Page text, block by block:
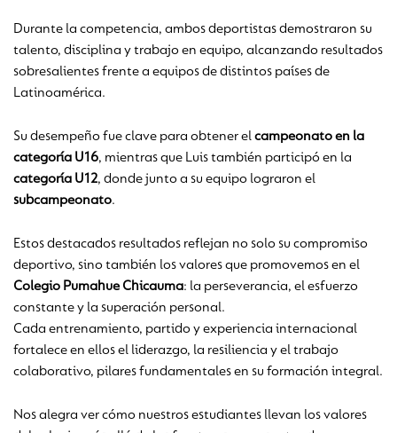
Durante la competencia, ambos deportistas demostraron su
talento, disciplina y trabajo en equipo, alcanzando resultados
sobresalientes frente a equipos de distintos países de
Latinoamérica.
Su desempeño fue clave para obtener elcampeonato en la
categoría U16, mientras que Luis también participó en la
categoría U12, donde junto a su equipo lograron el
subcampeonato.
Estos destacados resultados reflejan no solo su compromiso
deportivo, sino también los valores que promovemos en el
Colegio Pumahue Chicauma: la perseverancia, el esfuerzo
constante y la superación personal.
Cada entrenamiento, partido y experiencia internacional
fortalece en ellos el liderazgo, la resiliencia y el trabajo
colaborativo, pilares fundamentales en su formación integral.
Nos alegra ver cómo nuestros estudiantes llevan los valores